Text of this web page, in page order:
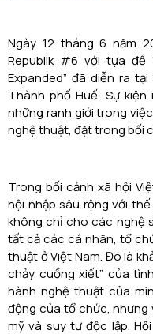
Ngày 12 tháng 6 năm
Republik #6 với tựa đề
Expanded” đã diễn ra
Thành phố Huế. Sự
những ranh giới trong
nghệ thuật, đặt trong bối
Trong bối cảnh xã hội
hội nhập sâu rộng với
không chỉ cho các nghệ
tất cả các cá nhân, tổ
thuật ở Việt Nam. Đó là
chảy cuồng xiết” của
hành nghệ thuật của
động của tổ chức, nhưng
mỹ và suy tư độc lập.